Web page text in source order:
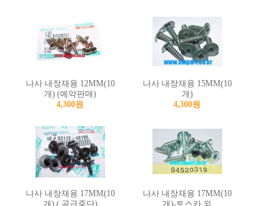
나사 내장재용 12MM(10
개) (예약판매)
4,300원
나사 내장재용 15MM(10
개)
4,300원
나사 내장재용 17MM(10
개) ( 공급중단)
나사 내장재용 17MM(10
개)-토스카 외